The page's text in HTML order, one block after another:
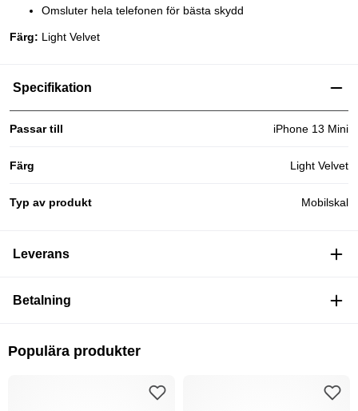
Omsluter hela telefonen för bästa skydd
Färg: Light Velvet
Specifikation
Passar till iPhone 13 Mini
Färg Light Velvet
Typ av produkt Mobilskal
Leverans
Betalning
Populära produkter